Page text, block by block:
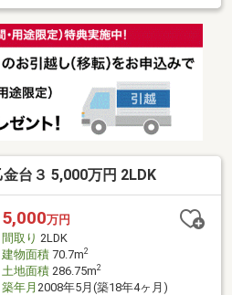
息づく注文住宅■家計にも環境にも
住宅■中二階上下に広がる、書斎
小学校まで徒歩10分圏内で子育て
いオール電化住宅！！～ご来店の
の前です。駐車スペースは店舗横
台３ 5,000万円 2LDK
5,000万円
間取り 2LDK
建物面積70.7m2
土地面積286.75m2
築年月 2008年5月(築18年4ヶ月)